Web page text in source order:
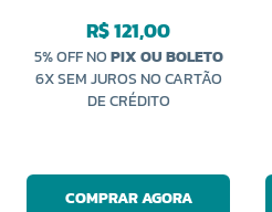
R$ 121,00
5% OFF NOPIX OU BOLETO
6X SEM JUROS NO CARTÃO
DE CRÉDITO
COMPRAR AGORA